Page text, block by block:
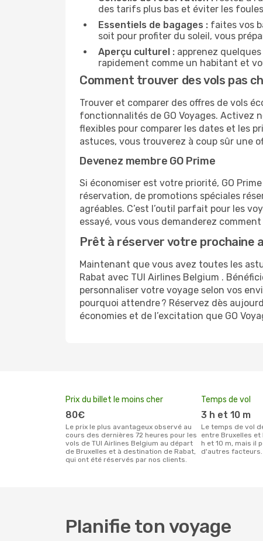
des tarifs plus bas et éviter les
Essentiels de bagages : faites vos
soit pour profiter du soleil, vous
Aperçu culturel : apprenez
rapidement comme un habitant et
Comment trouver des vols pas
Trouver et comparer des offres de vols
fonctionnalités de GO Voyages. Activez
flexibles pour comparer les dates et les
astuces, vous trouverez à coup sûr une
Devenez membre GO Prime
Si économiser est votre priorité, GO
réservation, de promotions spéciales
agréables. C’est l’outil parfait pour les
essayé, vous vous demanderez
Prêt à réserver votre prochaine
Maintenant que vous avez toutes les
Rabat avec TUI Airlines Belgium .
personnaliser votre voyage selon vos
pourquoi attendre ? Réservez dès
économies et de l’excitation que GO
Prix du billet le moins cher
80€
Le prix le plus avantageux observé au
cours des dernières 72 heures pour les
vols de TUI Airlines Belgium au départ
de Bruxelles et à destination de Rabat,
qui ont été réservés par nos clients.
Temps de vol
3 h et 10 m
Le temps de vol de TUI Airlines Belgium
entre Bruxelles
h et 10 m, mais il
d'autres facteurs.
Planifie ton voyage